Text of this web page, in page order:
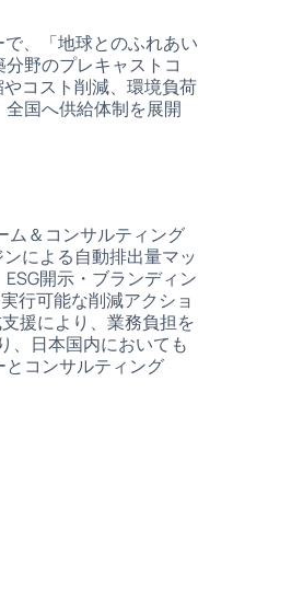
、「地球とのふれあい
野のプレキャストコ
コスト削減、環境負荷
国へ供給体制を展開
ム＆コンサルティング
による自動排出量マッ
開示・ブランディン
行可能な削減アクショ
援により、業務負担を
、日本国内においても
コンサルティング